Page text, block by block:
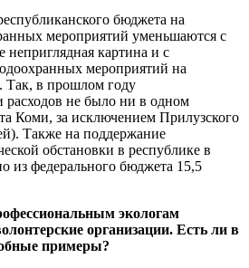
бюджета на
мероприятий уменьшаются с
картина и с
мероприятий на
Так, в прошлом году
расходов не было ни в одном
Коми, за исключением Прилузского
Также на поддержание
обстановки в республике в
из федерального бюджета 15,5
экологам
организации. Есть ли в
примеры?